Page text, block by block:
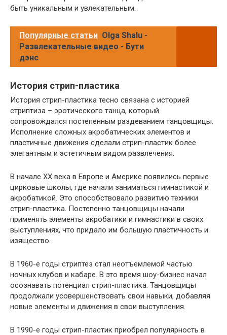
быть уникальным и увлекательным.
Популярные статьи Olga Shalu -
Развлекательные видео - Бути
дэнс
История стрип-пластика
История стрип-пластика тесно связана с историей
стриптиза – эротического танца, который
сопровождался постепенным раздеванием танцовщицы.
Исполнение сложных акробатических элементов и
пластичные движения сделали стрип-пластик более
элегантным и эстетичным видом развлечения.
В начале XX века в Европе и Америке появились первые
цирковые школы, где начали заниматься гимнастикой и
акробатикой. Это способствовало развитию техники
стрип-пластика. Постепенно танцовщицы начали
применять элементы акробатики и гимнастики в своих
выступлениях, что придало им большую пластичность и
изящество.
В 1960-е годы стриптез стал неотъемлемой частью
ночных клубов и кабаре. В это время шоу-бизнес начал
осознавать потенциал стрип-пластика. Танцовщицы
продолжали усовершенствовать свои навыки, добавляя
новые элементы и движения в свои выступления.
В 1990-е годы стрип-пластик приобрел популярность в